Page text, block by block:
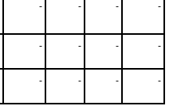
- - - -
- - - -
- - - -